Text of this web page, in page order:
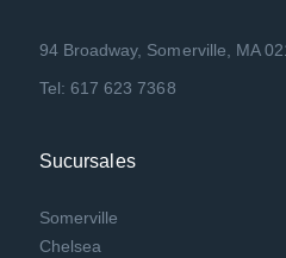
94 Broadway, Somerville, MA
Tel: 617 623 7368
Sucursales
Somerville
Chelsea